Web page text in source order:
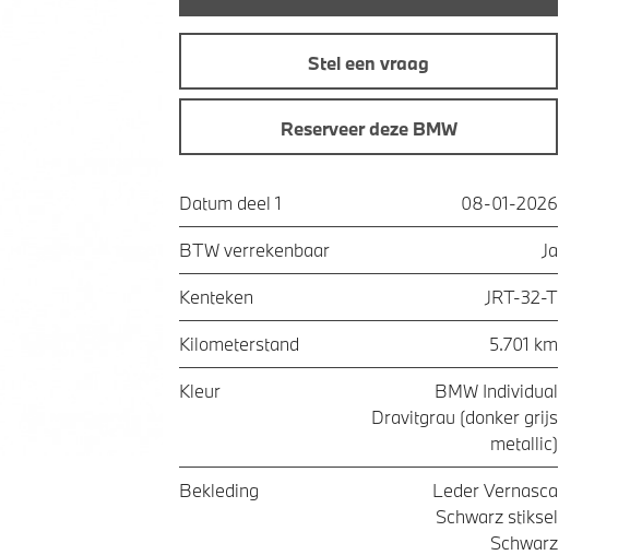
Stel een vraag
Reserveer deze BMW
Datum deel 1 08-01-2026
BTW verrekenbaar Ja
Kenteken JRT-32-T
Kilometerstand 5.701 km
Kleur
BMW Individual
Dravitgrau (donker grijs
metallic)
Bekleding
Leder Vernasca
Schwarz stiksel
Schwarz